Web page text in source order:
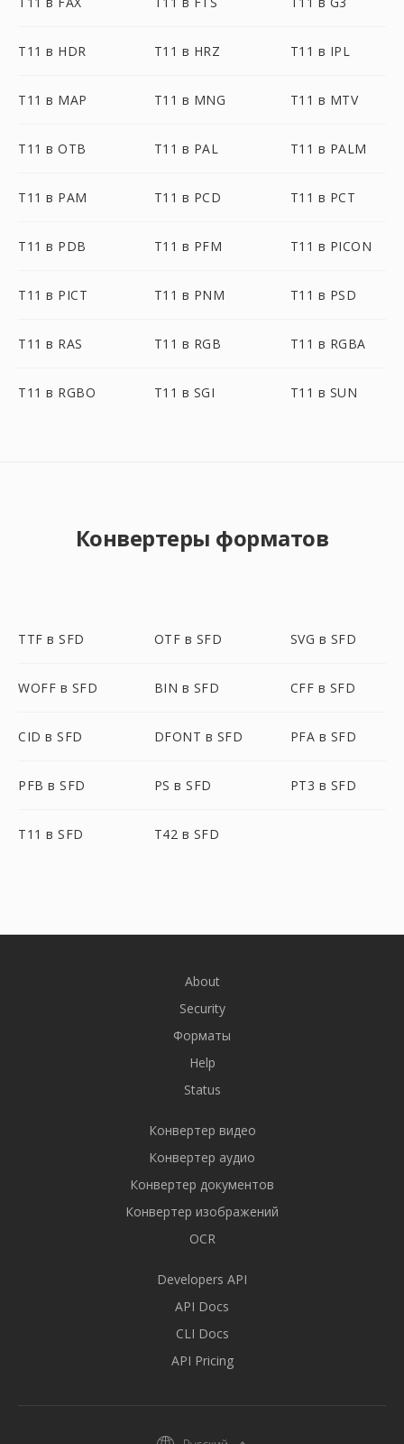
T11 в HDR T11 в HRZ T11 в IPL
T11 в MAP T11 в MNG T11 в MTV
T11 в OTB T11 в PAL T11 в PALM
T11 в PAM T11 в PCD T11 в PCT
T11 в PDB T11 в PFM T11 в PICON
T11 в PICT T11 в PNM T11 в PSD
T11 в RAS T11 в RGB T11 в RGBA
T11 в RGBO T11 в SGI T11 в SUN
Конвертеры форматов
TTF в SFD OTF в SFD SVG в SFD
WOFF в SFD BIN в SFD CFF в SFD
CID в SFD DFONT в SFD PFA в SFD
PFB в SFD PS в SFD PT3 в SFD
T11 в SFD T42 в SFD
About
Security
Форматы
Help
Status
Конвертер видео
Конвертер аудио
Конвертер документов
Конвертер изображений
OCR
Developers API
API Docs
CLI Docs
API Pricing